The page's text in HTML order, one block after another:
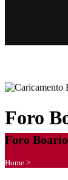
Foro Boario
Home >
Foro